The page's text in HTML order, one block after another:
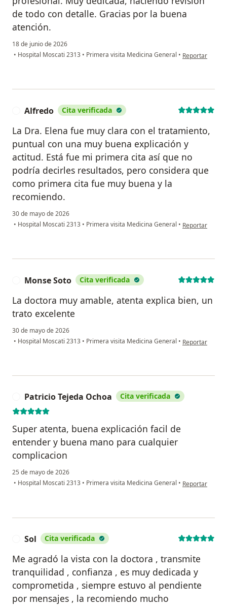
de todo con detalle. Gracias por la buena
atención.
18 de junio de 2026
• Hospital Moscati 2313 • Primera visita Medicina General • en opinión del
Reportar
Alfredo Cita verificada
La Dra. Elena fue muy clara con el tratamiento,
puntual con una muy buena explicación y
actitud. Está fue mi primera cita así que no
podría decirles resultados, pero considera que
como primera cita fue muy buena y la
recomiendo.
30 de mayo de 2026
• Hospital Moscati 2313 • Primera visita Medicina General • en opinión del
Reportar
Monse Soto Cita verificada
La doctora muy amable, atenta explica bien, un
trato excelente
30 de mayo de 2026
• Hospital Moscati 2313 • Primera visita Medicina General • en opinión del
Reportar
Patricio Tejeda Ochoa Cita verificada
Super atenta, buena explicación facil de
entender y buena mano para cualquier
complicacion
25 de mayo de 2026
• Hospital Moscati 2313 • Primera visita Medicina General • en opinión del
Reportar
Sol Cita verificada
Me agradó la vista con la doctora , transmite
tranquilidad , confianza , es muy dedicada y
comprometida , siempre estuvo al pendiente
por mensajes , la recomiendo mucho